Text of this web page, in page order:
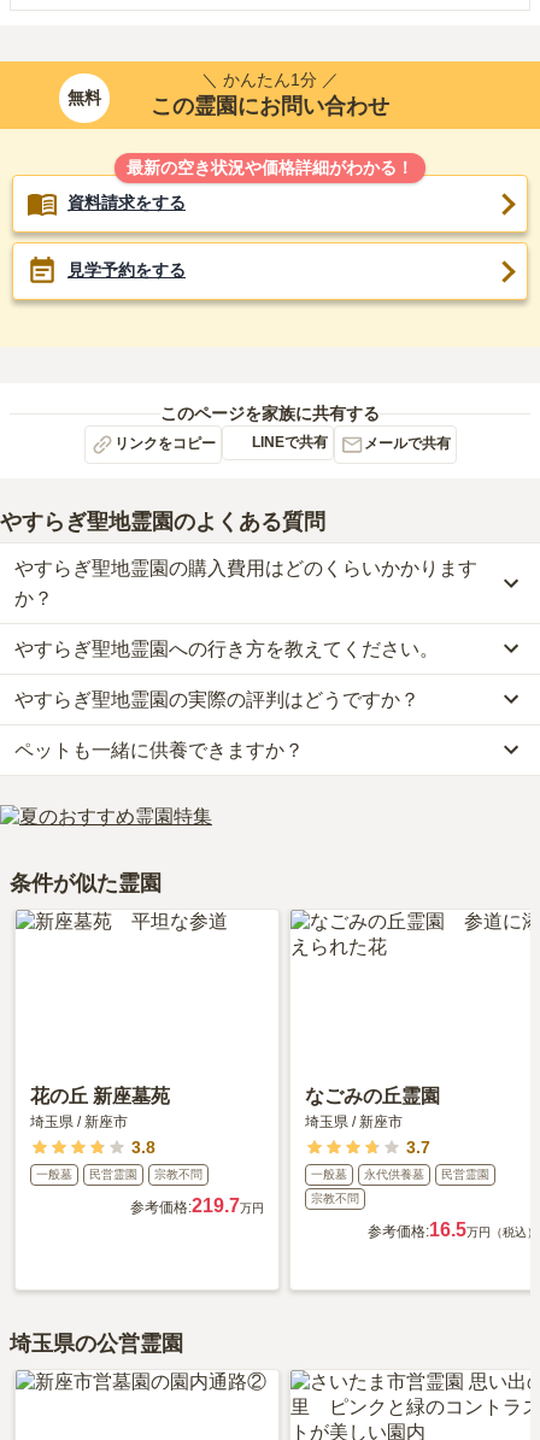
無料
＼ かんたん1分 ／
この霊園にお問い合わせ
最新の空き状況や価格詳細がわかる！
資料請求をする
見学予約をする
このページを家族に共有する
リンクをコピー LINEで共有 メールで共有
やすらぎ聖地霊園のよくある質問
やすらぎ聖地霊園の購入費用はどのくらいかかります
か？
やすらぎ聖地霊園では、一般墓が約133.8万円からお求めいただけ
ます。
なお、やすらぎ聖地霊園がある埼玉県の相場は、一般墓が約64万円
（墓石代別途）です。
お墓は、価格が高いものがよい、安いものが悪い、という訳ではあ
きる場所を選ぶことです。
やすらぎ聖地霊園への行き方を教えてください。
公共交通機関の場合、東武東上本線「志木駅」西武バス［ひばり
73］ひばりヶ丘駅北口行 「福祉センター入口バス停」下車 徒歩7分
です。
車の場合、川越街道「水道道路交差点 」から車で約4分です。
詳しいルートや地図は、本ページの「地図・交通アクセス」欄をご
やすらぎ聖地霊園の実際の評判はどうですか？
当サイトに寄せられた総合評価は、3.6点です。特に価格、管理状
況が高く評価されています。
利用者様からは「霊園で線香と花を販売しています。私はいつも霊
園の途中で御供え物と花を買っています。法事は霊園に予約をして
す。」といったお声をいただいております。
ペットも一緒に供養できますか？
はい、やすらぎ聖地霊園はペット供養に対応しております。
大切な家族の一員であるペットも供養できるプランをご用意してお
条件が似た霊園
花の丘 新座墓苑
埼玉県 /新座市
3.8
一般墓 民営霊園 宗教不問
参考価格:219.7万円
なごみの丘霊園
埼玉県 /新座市
3.7
一般墓 永代供養墓
民営霊園
宗教不問
参考価格:16.5万円（税込）
埼玉県の公営霊園